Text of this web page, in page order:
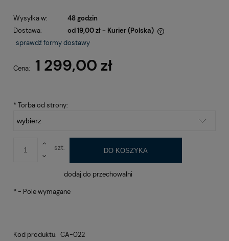
Wysyłka w:
48 godzin
Dostawa:
od 19,00 zł - Kurier (Polska)
Cena nie zawiera ewentualnych kosztów płatności
sprawdź formy dostawy
Cena: 1 299,00 zł
*Torba od strony:
szt. DO KOSZYKA
dodaj do przechowalni
*- Pole wymagane
Kod produktu: CA-022